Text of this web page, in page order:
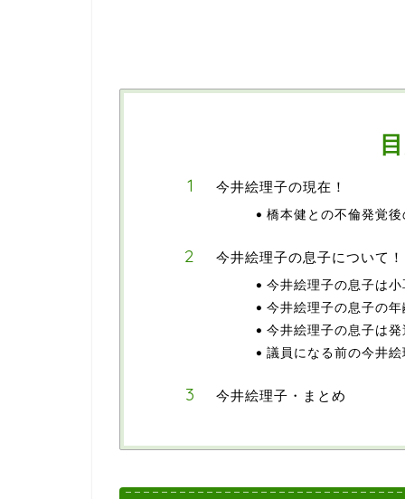
今井絵理子の現在！
橋本健との不倫発覚
今井絵理子の息子について！
今井絵理子の息子は
今井絵理子の息子の
今井絵理子の息子は
議員になる前の今井
今井絵理子・まとめ